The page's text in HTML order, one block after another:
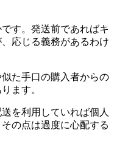
す。発送前であればキ
応じる義務があるわけ
た手口の購入者からの
ます。
を利用していれば個人
の点は過度に心配する